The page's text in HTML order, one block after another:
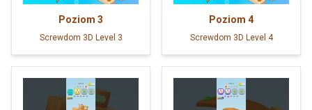
Poziom 3
Screwdom 3D Level 3
Poziom 4
Screwdom 3D Level 4